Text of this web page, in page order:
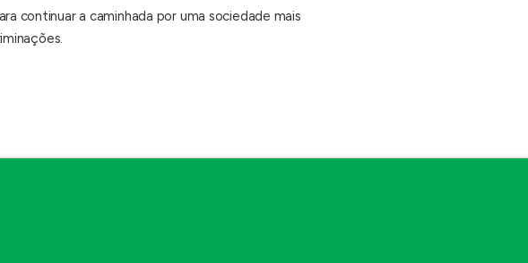
continuar a caminhada por uma sociedade mais